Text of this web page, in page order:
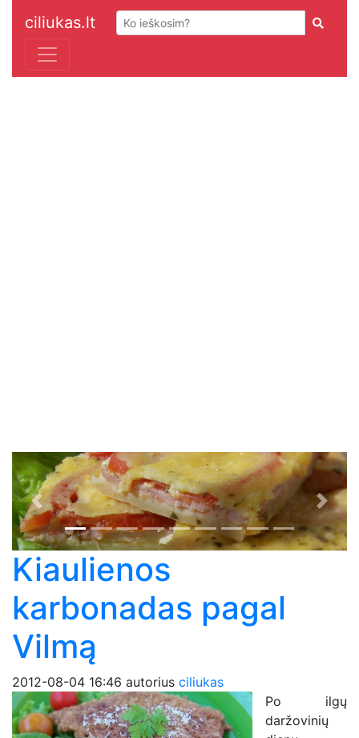
ciliukas.lt
Previous Next
Kiaulienos
karbonadas pagal
Vilmą
2012-08-04 16:46 autorius ciliukas
Po ilgų
daržovinių